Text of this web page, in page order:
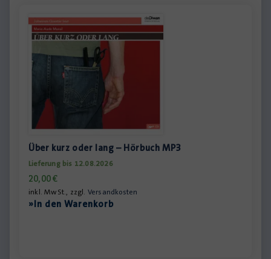
Über kurz oder lang – Hörbuch MP3
Lieferung bis 12.08.2026
20,00€
inkl. MwSt., zzgl. Versandkosten
»In den Warenkorb